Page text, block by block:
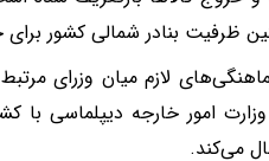
ظرفیت بنادر شمالی کشور
لازم میان وزرای
امور خارجه دیپلماسی با
می‌کند.